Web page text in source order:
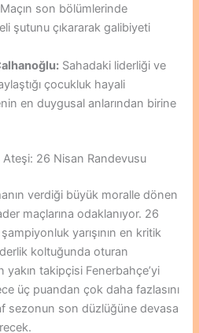
Maçın son bölümlerinde
şutunu çıkararak galibiyeti
Sahadaki liderliği ve
çocukluk hayali
en duygusal anlarından birine
Ateşi: 26 Nisan Randevusu
verdiği büyük moralle dönen
maçlarına odaklanıyor. 26
yarışının en kritik
koltuğunda oturan
yakın takipçisi Fenerbahçe’yi
üç puandan çok daha fazlasını
sezonun son düzlüğüne devasa